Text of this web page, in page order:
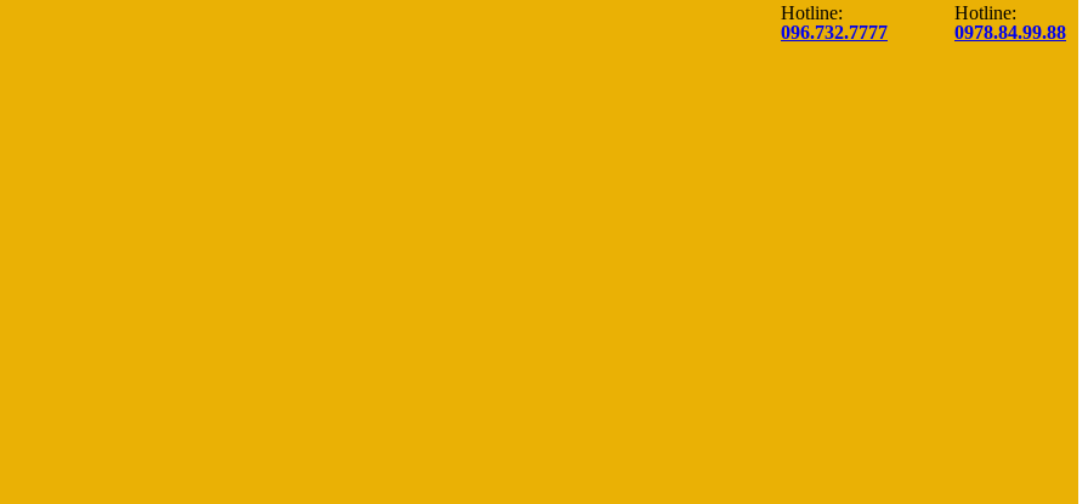
Hotline:
096.732.7777
Hotline:
0978.84.99.88